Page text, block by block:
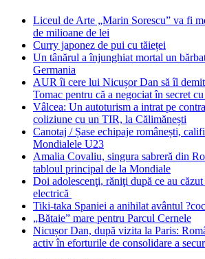
Liceul de Arte „Marin Sorescu” va fi
de milioane de lei
Curry japonez de pui cu tăieței
Un tânărul a înjunghiat mortal un
Germania
AUR îi cere lui Nicușor Dan să îl
Tomac pentru că a negociat în secret
Vâlcea: Un autoturism a intrat pe
coliziune cu un TIR, la Călimănești
Canotaj / Șase echipaje românești,
Mondialele U23
Amalia Covaliu, singura sabreră din
tabloul principal de la Mondiale
Doi adolescenţi, răniţi după ce au
electrică
Tiki-taka Spaniei a anihilat avântul
„Bătaie” mare pentru Parcul Cernele
Nicușor Dan, după vizita la Paris:
activ în eforturile de consolidare a